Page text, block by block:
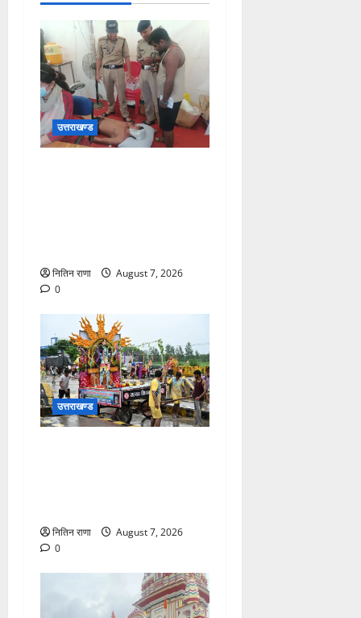
उत्तराखण्ड
नितिन राणा
August 7, 2026
0
उत्तराखण्ड
नितिन राणा
August 7, 2026
0